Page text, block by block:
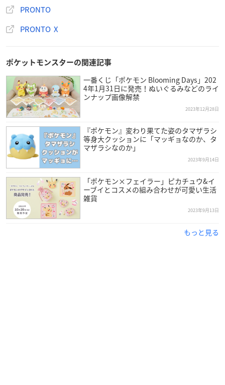
PRONTO
PRONTO X
ポケットモンスターの関連記事
一番くじ「ポケモン Blooming Days」202
4年1月31日に発売！ぬいぐるみなどのライ
ンナップ画像解禁
2023年12月28日
『ポケモン』変わり果てた姿のタマザラシ
等身大クッションに「マッギョなのか、タ
マザラシなのか」
2023年9月14日
「ポケモン×フェイラー」ピカチュウ&イ
ーブイとコスメの組み合わせが可愛い生活
雑貨
2023年9月13日
もっと見る